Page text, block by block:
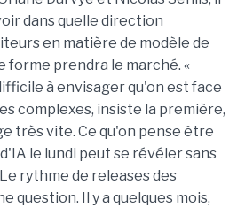
dans quelle direction
en matière de modèle de
forme prendra le marché. «
à envisager qu'on est face
complexes, insiste la première,
très vite. Ce qu'on pense être
le lundi peut se révéler sans
rythme de releases des
question. Il y a quelques mois,